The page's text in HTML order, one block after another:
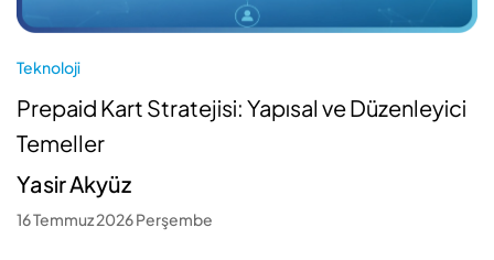
Teknoloji
Prepaid Kart Stratejisi: Yapısal ve Düzenleyici
Temeller
Yasir Akyüz
16 Temmuz 2026 Perşembe